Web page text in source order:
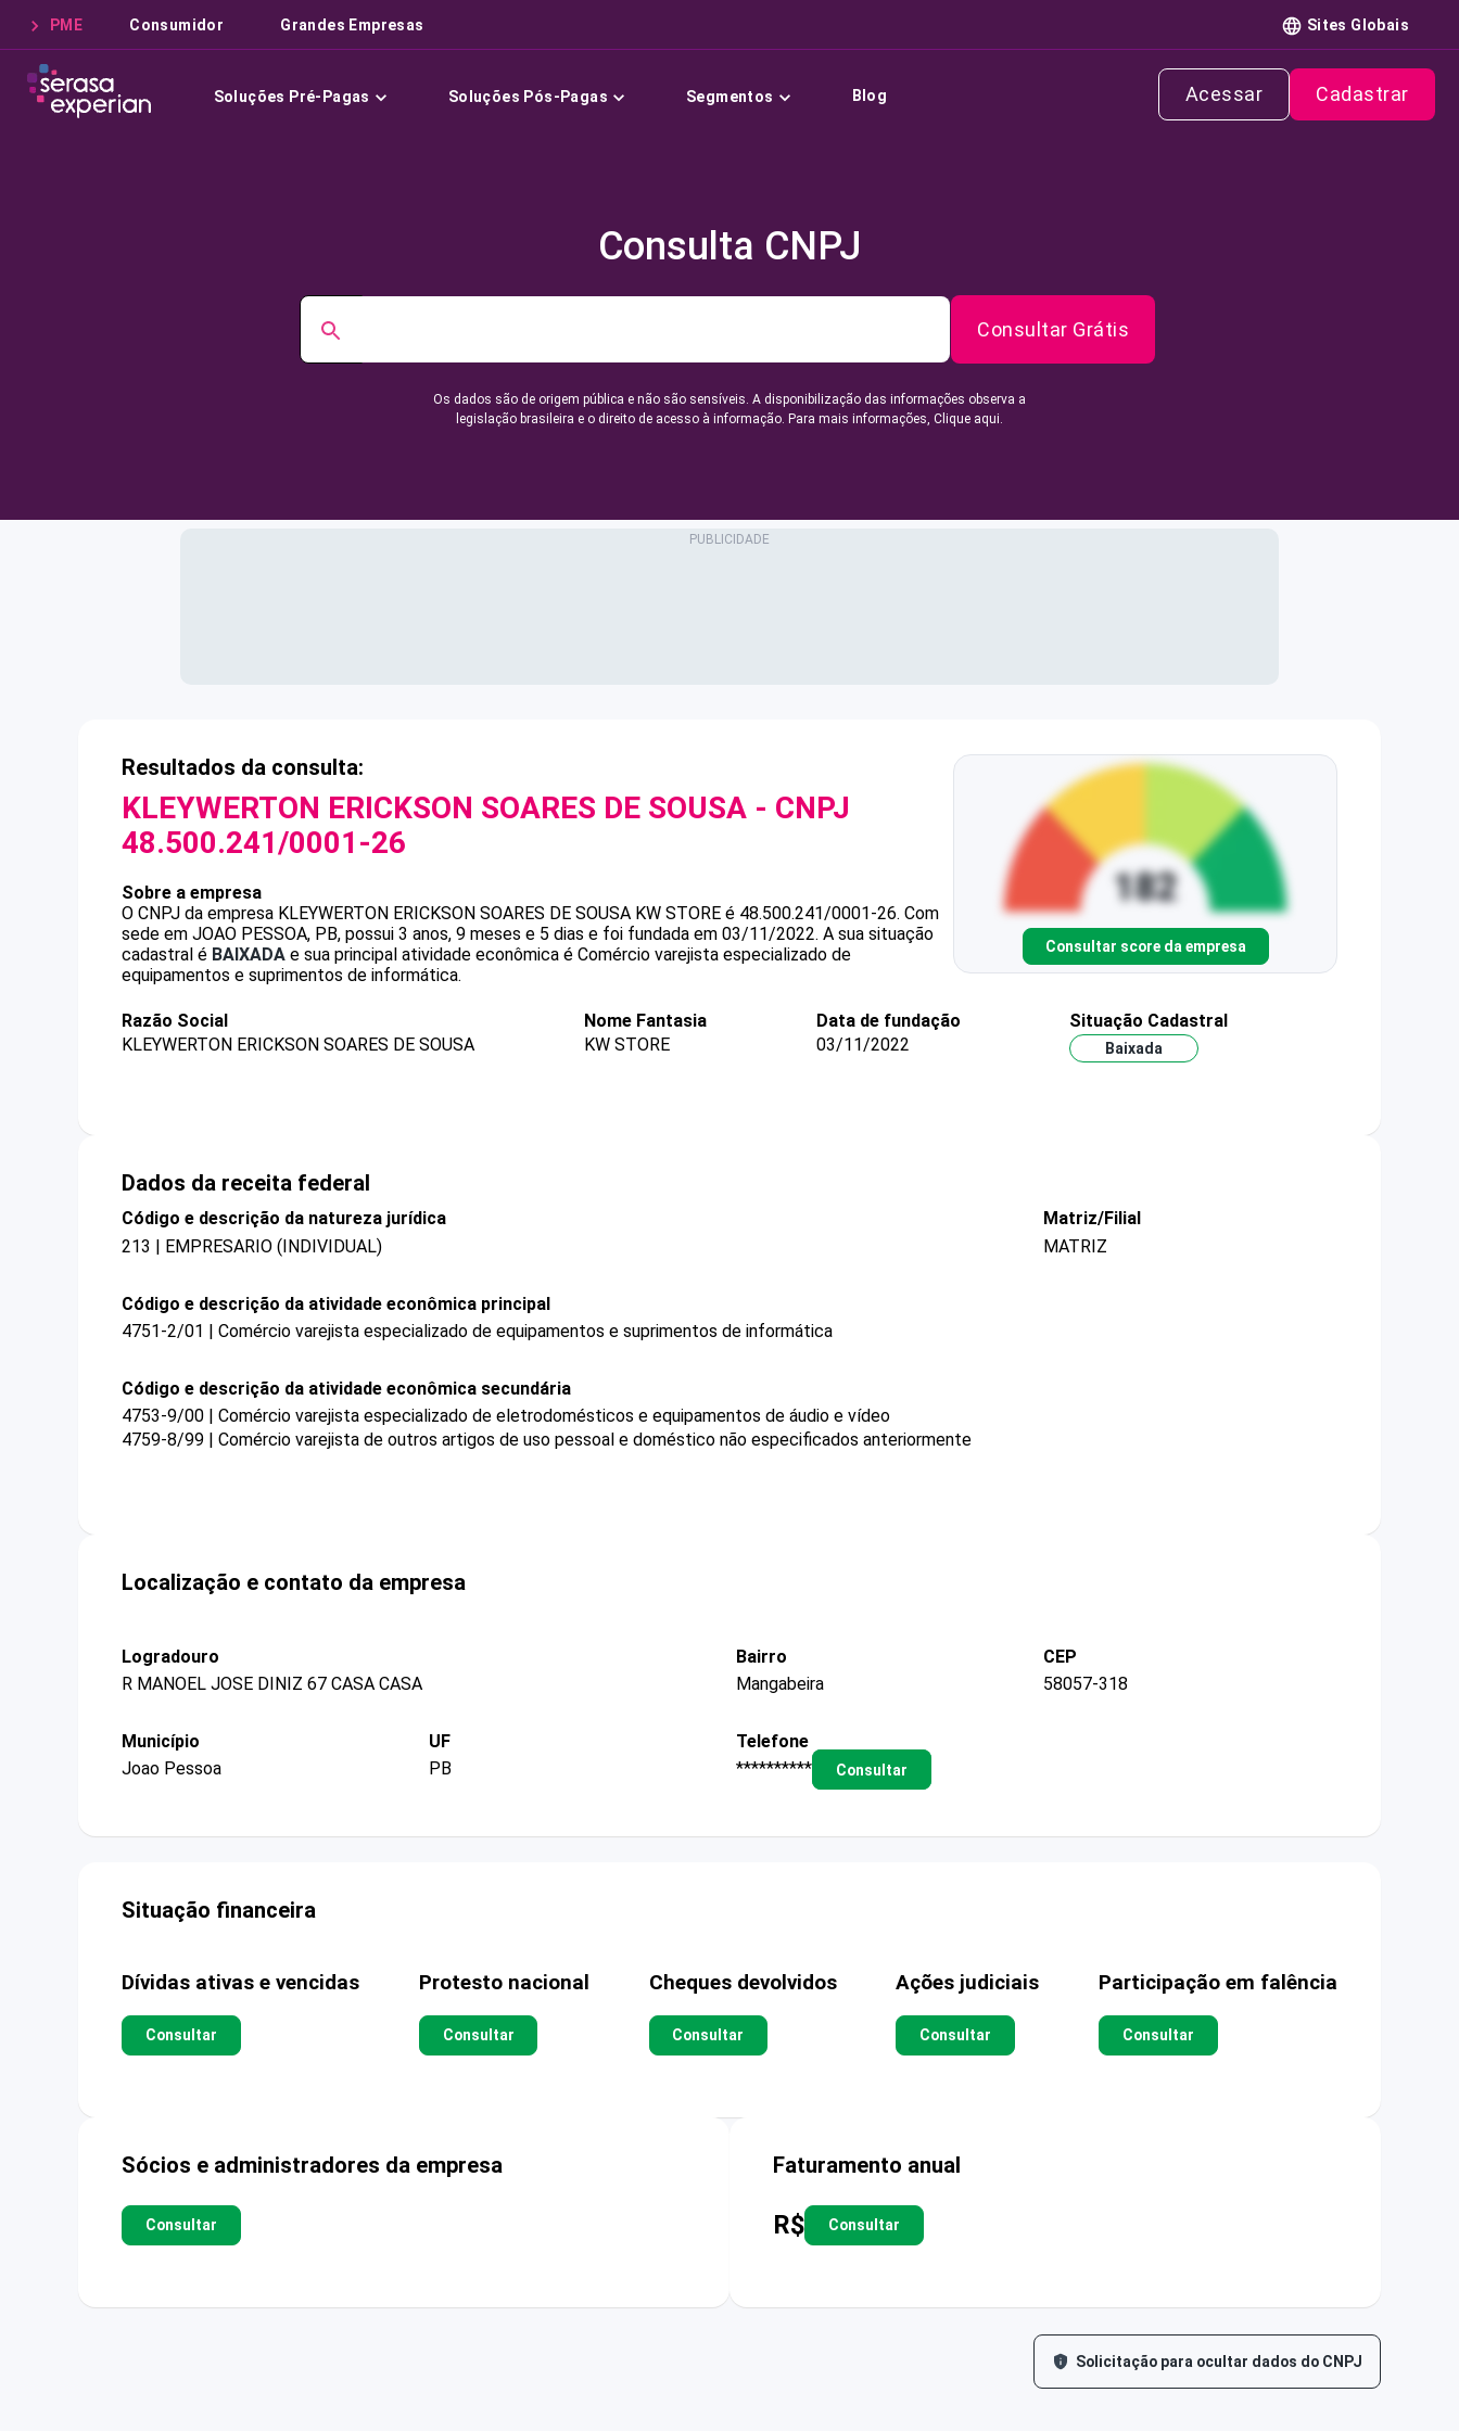
PME Consumidor Grandes Empresas Sites Globais
Soluções Pré-Pagas Soluções Pós-Pagas Segmentos Blog Acessar Cadastrar
Consulta CNPJ
Consultar Grátis
Os dados são de origem pública e não são sensíveis. A disponibilização das informações observa a
legislação brasileira e o direito de acesso à informação. Para mais informações, Clique aqui.
Resultados da consulta:
KLEYWERTON ERICKSON SOARES DE SOUSA - CNPJ
48.500.241/0001-26
Sobre a empresa
O CNPJ da empresa KLEYWERTON ERICKSON SOARES DE SOUSA KW STORE é 48.500.241/0001-26. Com
sede em JOAO PESSOA, PB, possui 3 anos, 9 meses e 5 dias e foi fundada em 03/11/2022. A sua situação
cadastral é BAIXADA e sua principal atividade econômica é Comércio varejista especializado de
equipamentos e suprimentos de informática.
Consultar score da empresa
Razão Social
KLEYWERTON ERICKSON SOARES DE SOUSA
Nome Fantasia
KW STORE
Data de fundação
03/11/2022
Situação Cadastral
Baixada
Dados da receita federal
Código e descrição da natureza jurídica
213 | EMPRESARIO (INDIVIDUAL)
Matriz/Filial
MATRIZ
Código e descrição da atividade econômica principal
4751-2/01 | Comércio varejista especializado de equipamentos e suprimentos de informática
Código e descrição da atividade econômica secundária
4753-9/00 | Comércio varejista especializado de eletrodomésticos e equipamentos de áudio e vídeo
4759-8/99 | Comércio varejista de outros artigos de uso pessoal e doméstico não especificados anteriormente
Localização e contato da empresa
Logradouro
R MANOEL JOSE DINIZ 67 CASA CASA
Bairro
Mangabeira
CEP
58057-318
Município
Joao Pessoa
UF
PB
Telefone
**********
Consultar
Situação financeira
Dívidas ativas e vencidas
Consultar
Protesto nacional
Consultar
Cheques devolvidos
Consultar
Ações judiciais
Consultar
Participação em falência
Consultar
Sócios e administradores da empresa
Consultar
Faturamento anual
R$ Consultar
Solicitação para ocultar dados do CNPJ